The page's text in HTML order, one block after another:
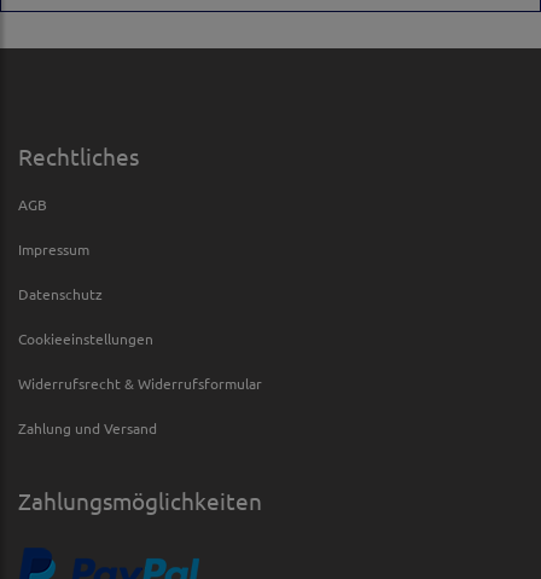
Rechtliches
AGB
Impressum
Datenschutz
Cookieeinstellungen
Widerrufsrecht & Widerrufsformular
Zahlung und Versand
Zahlungsmöglichkeiten